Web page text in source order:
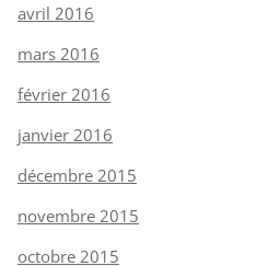
avril 2016
mars 2016
février 2016
janvier 2016
décembre 2015
novembre 2015
octobre 2015